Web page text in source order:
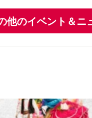
他のイベント＆ニ